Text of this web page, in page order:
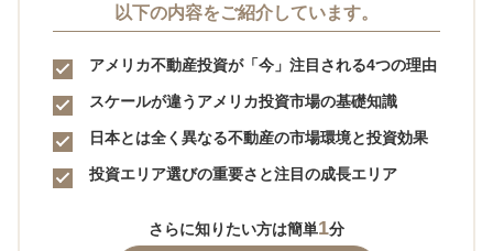
以下の内容をご紹介しています。
アメリカ不動産投資が「今」注目される4つの理由
スケールが違うアメリカ投資市場の基礎知識
日本とは全く異なる不動産の市場環境と投資効果
投資エリア選びの重要さと注目の成長エリア
さらに知りたい方は簡単1分